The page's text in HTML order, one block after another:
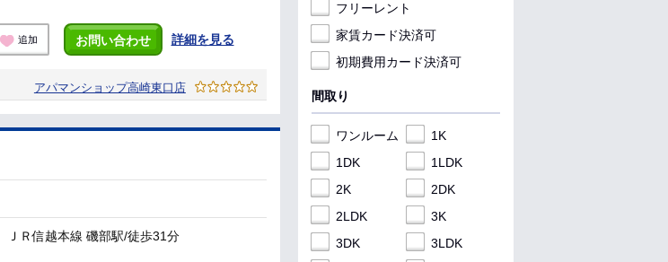
追加 お問い合わせ 詳細を見る
アパマンショップ高崎東口店
ＪＲ信越本線 磯部駅/徒歩31分
フリーレント
家賃カード決済可
初期費用カード決済可
間取り
ワンルーム
1K
1DK
1LDK
2K
2DK
2LDK
3K
3DK
3LDK